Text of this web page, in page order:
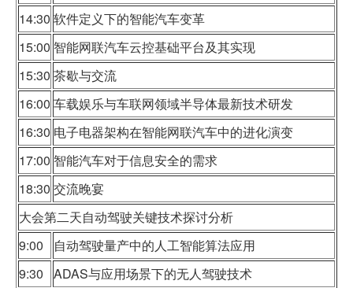
14:30 软件定义下的智能汽车变革
15:00 智能网联汽车云控基础平台及其实现
15:30 茶歇与交流
16:00 车载娱乐与车联网领域半导体最新技术研发
16:30 电子电器架构在智能网联汽车中的进化演变
17:00 智能汽车对于信息安全的需求
18:30 交流晚宴
大会第二天自动驾驶关键技术探讨分析
9:00
自动驾驶量产中的人工智能算法应用
9:30
ADAS与应用场景下的无人驾驶技术